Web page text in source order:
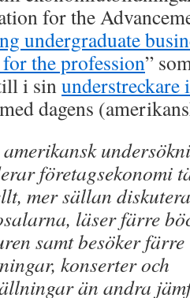
for the
undergraduate
the profession”
i sinunderstreckare
dagens
företagsekonomi
mer sällan
läser färre
samt besöker färre
konserter och
än andra